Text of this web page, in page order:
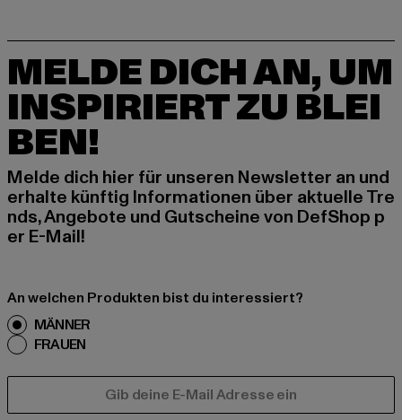
MELDE DICH AN, UM
INSPIRIERT ZU BLEI
BEN!
Melde dich hier für unseren Newsletter an und
erhalte künftig Informationen über aktuelle Tre
nds, Angebote und Gutscheine von DefShop p
er E-Mail!
An welchen Produkten bist du interessiert?
MÄNNER
FRAUEN